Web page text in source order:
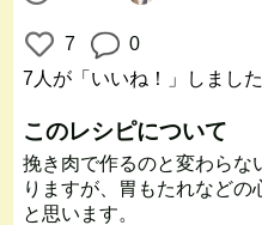
7
0
7人 が「いいね！」しました
このレシピについて
挽き肉で作るのと変わらな
りますが、胃もたれなどの
と思います。